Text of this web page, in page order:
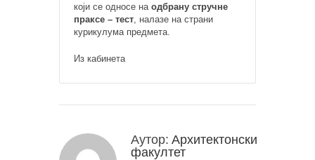
који се односе на одбрану стручне
праксе – тест, налазе на страни
курикулума предмета.
Из кабинета
Аутор: Архитектонски
факултет